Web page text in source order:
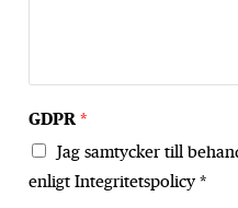
GDPR *
Jag samtycker till
enligt Integritetspolicy *